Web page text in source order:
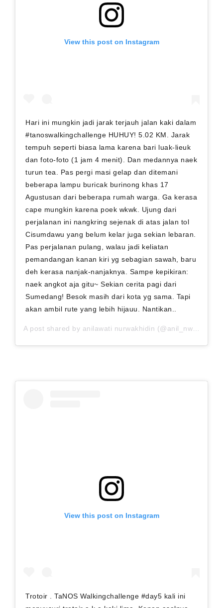
View this post on Instagram
Hari ini mungkin jadi jarak terjauh jalan kaki dalam
#tanoswalkingchallenge HUHUY! 5.02 KM. Jarak
tempuh seperti biasa lama karena bari luak-lieuk
dan foto-foto (1 jam 4 menit). Dan medannya naek
turun tea. Pas pergi masi gelap dan ditemani
beberapa lampu buricak burinong khas 17
Agustusan dari beberapa rumah warga. Ga kerasa
cape mungkin karena poek wkwk. Ujung dari
perjalanan ini nangkring sejenak di atas jalan tol
Cisumdawu yang belum kelar juga sekian lebaran.
Pas perjalanan pulang, walau jadi keliatan
pemandangan kanan kiri yg sebagian sawah, baru
deh kerasa nanjak-nanjaknya. Sampe kepikiran:
naek angkot aja gitu~ Sekian cerita pagi dari
Sumedang! Besok masih dari kota yg sama. Tapi
akan ambil rute yang lebih hijauu. Nantikan..
A post shared by anilawati nurwakhidin (@anil_nw) on
View this post on Instagram
Trotoir . TaNOS Walkingchallenge #day5 kali ini